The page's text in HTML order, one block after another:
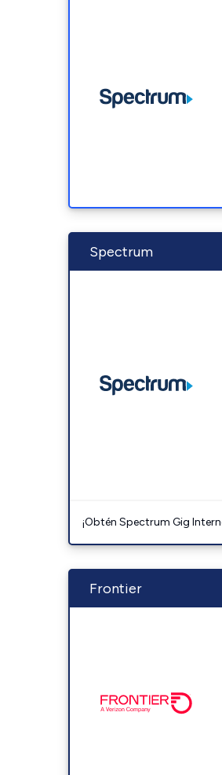
Spectrum
¡Obtén Spectrum Gig
Frontier